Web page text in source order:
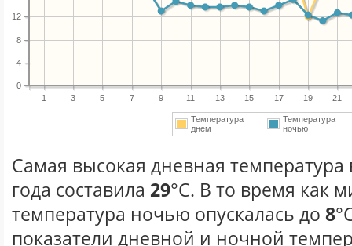
1 3 5 7 9 11 13 15 17 19 21
0
4
8
12
Температура
днем
Температура
ночью
Самая высокая дневная температура
года составила 29°С. В то время как
температура ночью опускалась до 8
показатели дневной и ночной